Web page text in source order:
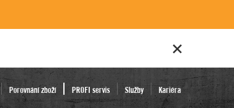
Porovnání zboží PROFI servis Služby Kariéra